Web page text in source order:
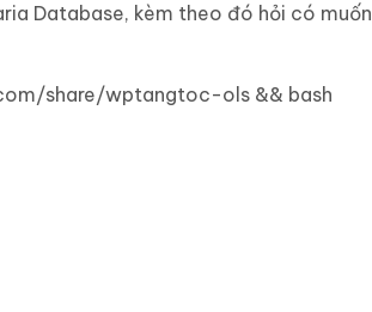
Database, kèm theo đó hỏi có muốn
share/wptangtoc-ols && bash